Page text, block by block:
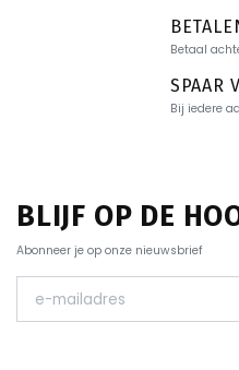
Betaal
SPAAR
Bij iedere
BLIJF OP DE
Abonneer je op onze nieuwsbrief